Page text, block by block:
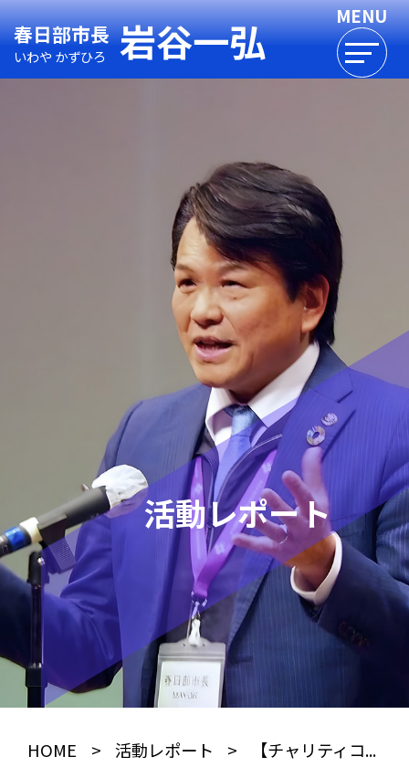
春日部市長
いわや かずひろ 岩谷一弘
活動レポート
HOME > 活動レポート > 【チャリティコ...